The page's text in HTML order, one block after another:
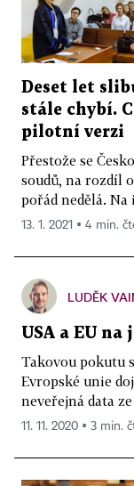
Deset let
stále chybí.
pilotní verzi
Přestože se
soudů, na rozdíl
pořád nedělá.
13. 1. 2021 ▪ 4 min.
LUDĚK
USA a EU
Takovou pokutu
Evropské unie
neveřejná data
11. 11. 2020 ▪ 3 min.